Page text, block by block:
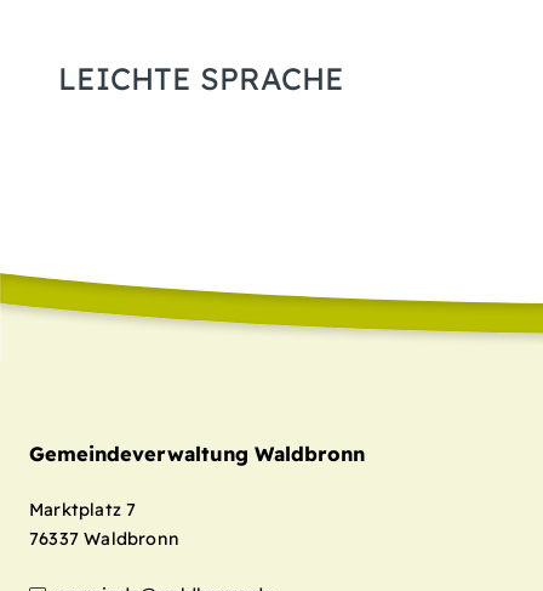
LEICHTE SPRACHE
Gemeindeverwaltung Waldbronn
Marktplatz 7
76337 Waldbronn